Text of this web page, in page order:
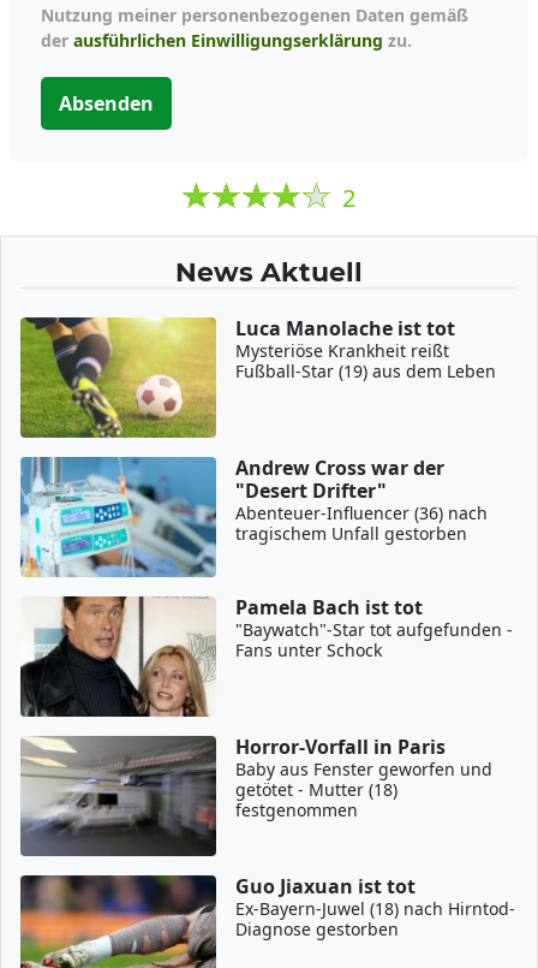
Nutzung meiner personenbezogenen Daten gemäß
der ausführlichen Einwilligungserklärung zu.
Absenden
2
News Aktuell
Luca Manolache ist tot
Mysteriöse Krankheit reißt
Fußball-Star (19) aus dem Leben
Andrew Cross war der
"Desert Drifter"
Abenteuer-Influencer (36) nach
tragischem Unfall gestorben
Pamela Bach ist tot
"Baywatch"-Star tot aufgefunden -
Fans unter Schock
Horror-Vorfall in Paris
Baby aus Fenster geworfen und
getötet - Mutter (18)
festgenommen
Guo Jiaxuan ist tot
Ex-Bayern-Juwel (18) nach Hirntod-
Diagnose gestorben